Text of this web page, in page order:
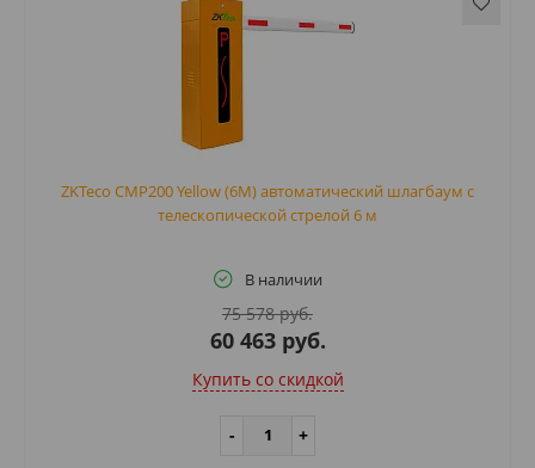
ZKTeco CMP200 Yellow (6M) автоматический шлагбаум с
телескопической стрелой 6 м
В наличии
75 578 руб.
60 463 руб.
Купить cо скидкой